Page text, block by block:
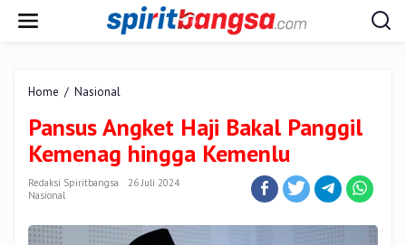
Home / Nasional
Haji
Bakal
Panggil
Kemenag
Pansus Angket Haji Bakal Panggil
Kemenag hingga Kemenlu
Redaksi Spiritbangsa
26 Juli 2024
Nasional